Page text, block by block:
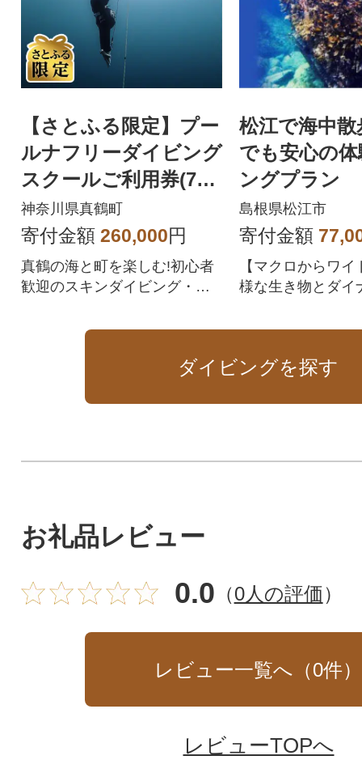
【さとふる限定】プー
ルナフリーダイビング
スクールご利用券(70,0
00円)
神奈川県真鶴町
寄付金額 260,000円
真鶴の海と町を楽しむ!初心者
歓迎のスキンダイビング・フ
松江で海中散
でも安心の
ングプラン
島根県松江市
寄付金額
【マクロからワ
様な生き物とダイ
ダイビングを探す
お礼品レビュー
0.0 （0人の評価）
レビュー一覧へ（0件）
レビューTOPへ